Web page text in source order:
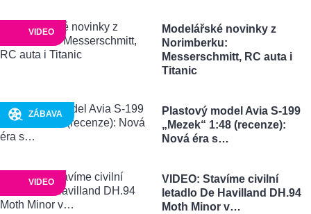
VIDEO
Modelářské novinky z
Norimberku:
Messerschmitt, RC auta i
Titanic
ZÁBAVA
Plastový model Avia S-199
„Mezek“ 1:48 (recenze):
Nová éra s…
VIDEO
VIDEO: Stavíme civilní
letadlo De Havilland DH.94
Moth Minor v…